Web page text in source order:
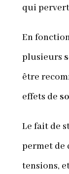
qui
En
plusieurs
être
effets de
Le fait de
permet de
tensions,